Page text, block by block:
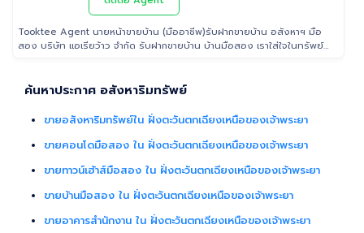
กรมที่ดินทุกพื้นที่ ไร้กังวลเรื่องการโอนกรรมสิทธิ์
Tooktee Agent นายหน้าขายบ้าน (มืออาชีพ)รับฝากขายบ้าน อสังหาฯ มือ
สอง บริษัท แอเรียว้าว จำกัด รับฝากขายบ้าน บ้านมือสอง เราใส่ใจในทรัพย์
เชื่อ จนไปถึงขั้นตอนการโอนฯกรรมสิทธิ์ รับฝากขายเพื่อให้ลูกค้าขายบ้าน
กรมที่ดินทุกพื้นที่ ไร้กังวลเรื่องการโอนกรรมสิทธิ์
ค้นหาประกาศ อสังหาริมทรัพย์
ขายอสังหาริมทรัพย์ใน ฝั่งตะวันตกเฉียงเหนือของเจ้าพระยา
ขายคอนโดมือสอง ใน ฝั่งตะวันตกเฉียงเหนือของเจ้าพระยา
ขายทาวน์เฮ้าส์มือสอง ใน ฝั่งตะวันตกเฉียงเหนือของเจ้าพระยา
ขายบ้านมือสอง ใน ฝั่งตะวันตกเฉียงเหนือของเจ้าพระยา
ขายอาคารสำนักงาน ใน ฝั่งตะวันตกเฉียงเหนือของเจ้าพระยา